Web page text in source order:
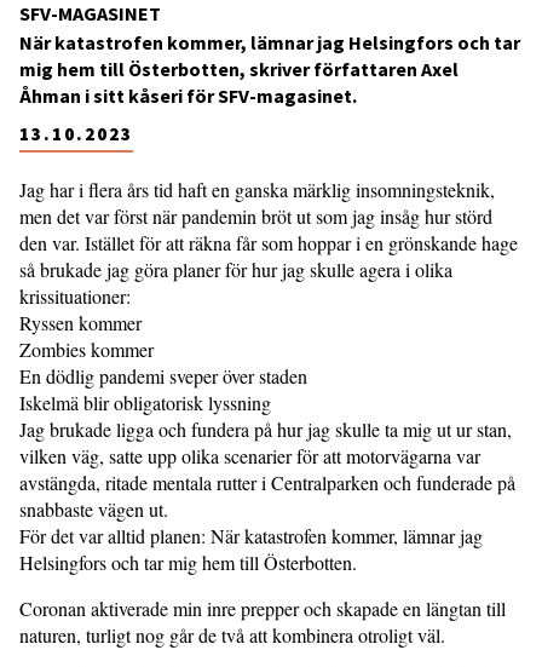
SFV-MAGASINET
13.10.2023
När katastrofen kommer, lämnar jag Helsingfors och tar
mig hem till Österbotten, skriver författaren Axel
Åhman i sitt kåseri för SFV-magasinet.
Jag har i flera års tid haft en ganska märklig insomningsteknik,
men det var först när pandemin bröt ut som jag insåg hur störd
den var. Istället för att räkna får som hoppar i en grönskande hage
så brukade jag göra planer för hur jag skulle agera i olika
krissituationer:
Ryssen kommer
Zombies kommer
En dödlig pandemi sveper över staden
Iskelmä blir obligatorisk lyssning
Jag brukade ligga och fundera på hur jag skulle ta mig ut ur stan,
vilken väg, satte upp olika scenarier för att motorvägarna var
avstängda, ritade mentala rutter i Centralparken och funderade på
snabbaste vägen ut.
För det var alltid planen: När katastrofen kommer, lämnar jag
Helsingfors och tar mig hem till Österbotten.
Coronan aktiverade min inre prepper och skapade en längtan till
naturen, turligt nog går de två att kombinera otroligt väl.